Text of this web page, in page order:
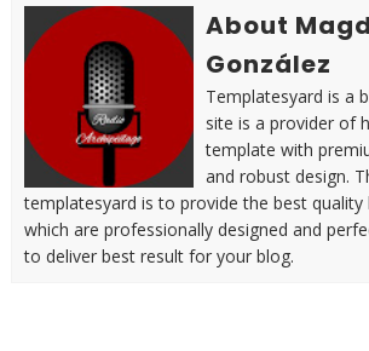
About
González
Templatesyard is a
site is a provider of
template with
and robust design.
templatesyard is to provide the best
which are professionally designed and
to deliver best result for your blog.